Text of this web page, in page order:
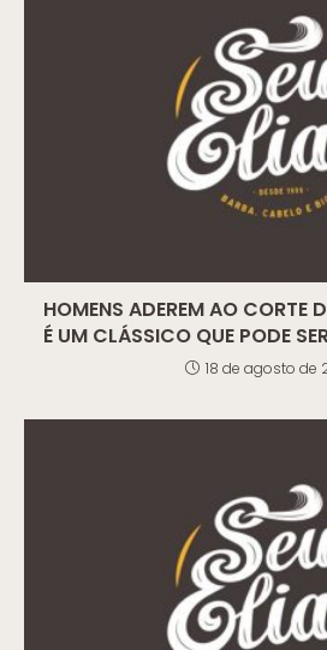
HOMENS ADEREM AO CORTE
É UM CLÁSSICO QUE PODE
18 de agosto de